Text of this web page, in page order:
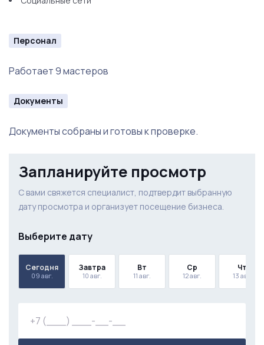
Персонал
Работает 9 мастеров
Документы
Документы собраны и готовы к проверке.
Запланируйте просмотр
С вами свяжется специалист, подтвердит выбранную
дату просмотра и организует посещение бизнеса.
Выберите дату
Сегодня
09 авг.
Завтра
10 авг.
Вт
11 авг.
Ср
12 авг.
Чт
13 авг.